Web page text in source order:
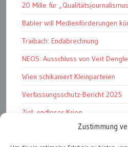
Zustimmung
20 Mille für
Babler will Medienförderungen
Traibach: Endabrechnung
NEOS: Ausschluss von Veit
Wien schikaniert Kleinparteien
Verfassungsschutz-Bericht 2025
Ziel: endloser Krieg
110 statt 90 Mille